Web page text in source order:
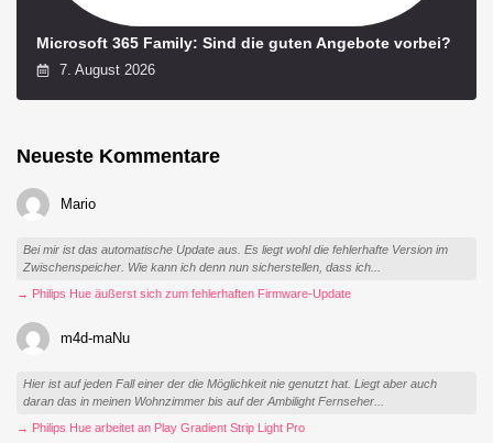
Microsoft 365 Family: Sind die guten Angebote vorbei?
7. August 2026
Neueste Kommentare
Mario
Bei mir ist das automatische Update aus. Es liegt wohl die fehlerhafte Version im
Zwischenspeicher. Wie kann ich denn nun sicherstellen, dass ich...
→ Philips Hue äußerst sich zum fehlerhaften Firmware-Update
m4d-maNu
Hier ist auf jeden Fall einer der die Möglichkeit nie genutzt hat. Liegt aber auch
daran das in meinen Wohnzimmer bis auf der Ambilight Fernseher...
→ Philips Hue arbeitet an Play Gradient Strip Light Pro